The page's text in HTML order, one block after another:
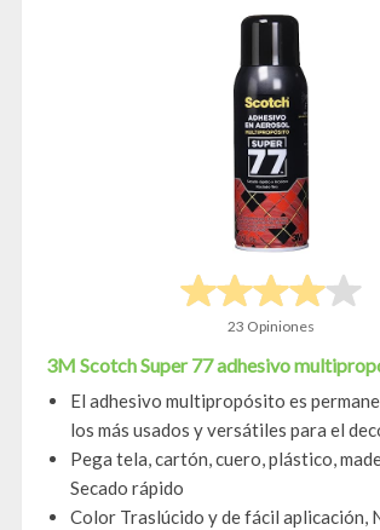
23 Opiniones
3M Scotch Super 77 adhesivo
El adhesivo multipropósito es
los más usados y versátiles para el
Pega tela, cartón, cuero, plástico,
Secado rápido
Color Traslúcido y de fácil aplicación,